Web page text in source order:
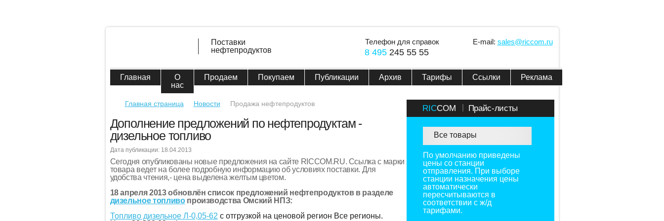
Поставки
нефтепродуктов
E-mail: sales@riccom.ru
Телефон для справок
8 495245 55 55
Главная
О
нас
Продаем Покупаем Публикации Архив Тарифы Ссылки Реклама
Главная страница Новости Продажа нефтепродуктов
Дополнение предложений по нефтепродуктам -
дизельное топливо
Дата публикации: 18.04.2013
Сегодня опубликованы новые предложения на сайте RICCOM.RU. Ссылка с марки
товара ведет на более подробную информацию об условиях поставки. Для
удобства чтения,- цена выделена желтым цветом.
18 апреля 2013 обновлён список предложений нефтепродуктов в разделе
дизельное топливопроизводства Омский НПЗ:
Топливо дизельное Л-0,05-62 с отгрузкой на ценовой регион Все регионы.
RICCOM Прайс-листы
Все товары
По умолчанию приведены
цены со станции
отправления. При выборе
станции назначения цены
автоматически
пересчитываются в
соответствии с ж/д
тарифами.